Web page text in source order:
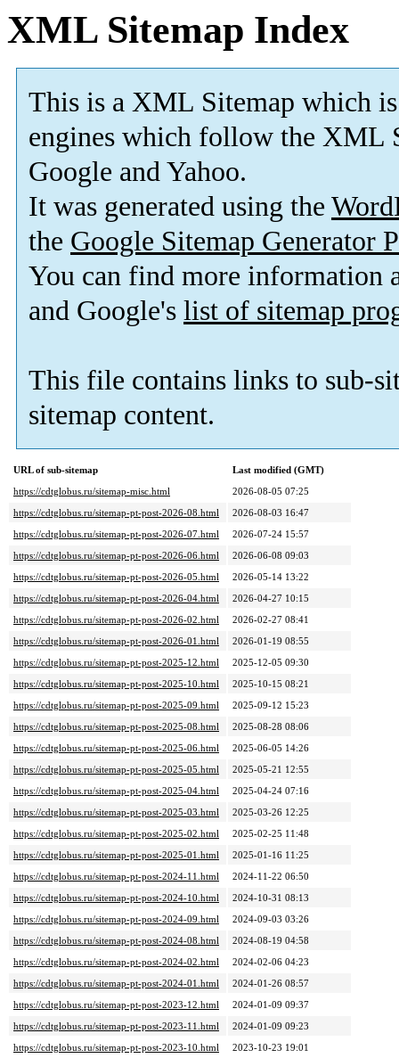
XML Sitemap Index
This is a XML Sitemap which is
engines which follow the XML
Google and Yahoo.
It was generated using the
the Google Sitemap Generator
You can find more information
and Google's list of sitemap
This file contains links to sub-
sitemap content.
URL of sub-sitemap
Last modified (GMT)
https://cdtglobus.ru/sitemap-misc.html
2026-08-05 07:25
https://cdtglobus.ru/sitemap-pt-post-2026-08.html
2026-08-03 16:47
https://cdtglobus.ru/sitemap-pt-post-2026-07.html
2026-07-24 15:57
https://cdtglobus.ru/sitemap-pt-post-2026-06.html
2026-06-08 09:03
https://cdtglobus.ru/sitemap-pt-post-2026-05.html
2026-05-14 13:22
https://cdtglobus.ru/sitemap-pt-post-2026-04.html
2026-04-27 10:15
https://cdtglobus.ru/sitemap-pt-post-2026-02.html
2026-02-27 08:41
https://cdtglobus.ru/sitemap-pt-post-2026-01.html
2026-01-19 08:55
https://cdtglobus.ru/sitemap-pt-post-2025-12.html
2025-12-05 09:30
https://cdtglobus.ru/sitemap-pt-post-2025-10.html
2025-10-15 08:21
https://cdtglobus.ru/sitemap-pt-post-2025-09.html
2025-09-12 15:23
https://cdtglobus.ru/sitemap-pt-post-2025-08.html
2025-08-28 08:06
https://cdtglobus.ru/sitemap-pt-post-2025-06.html
2025-06-05 14:26
https://cdtglobus.ru/sitemap-pt-post-2025-05.html
2025-05-21 12:55
https://cdtglobus.ru/sitemap-pt-post-2025-04.html
2025-04-24 07:16
https://cdtglobus.ru/sitemap-pt-post-2025-03.html
2025-03-26 12:25
https://cdtglobus.ru/sitemap-pt-post-2025-02.html
2025-02-25 11:48
https://cdtglobus.ru/sitemap-pt-post-2025-01.html
2025-01-16 11:25
https://cdtglobus.ru/sitemap-pt-post-2024-11.html
2024-11-22 06:50
https://cdtglobus.ru/sitemap-pt-post-2024-10.html
2024-10-31 08:13
https://cdtglobus.ru/sitemap-pt-post-2024-09.html
2024-09-03 03:26
https://cdtglobus.ru/sitemap-pt-post-2024-08.html
2024-08-19 04:58
https://cdtglobus.ru/sitemap-pt-post-2024-02.html
2024-02-06 04:23
https://cdtglobus.ru/sitemap-pt-post-2024-01.html
2024-01-26 08:57
https://cdtglobus.ru/sitemap-pt-post-2023-12.html
2024-01-09 09:37
https://cdtglobus.ru/sitemap-pt-post-2023-11.html
2024-01-09 09:23
https://cdtglobus.ru/sitemap-pt-post-2023-10.html
2023-10-23 19:01